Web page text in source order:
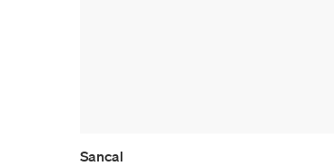
Sancal